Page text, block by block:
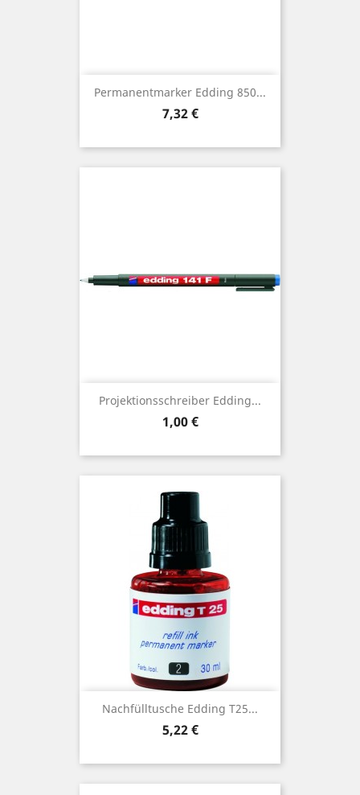
Permanentmarker Edding 850...
Preis
7,32 €
Projektionsschreiber Edding...
Preis
1,00 €
Nachfülltusche Edding T25...
Preis
5,22 €